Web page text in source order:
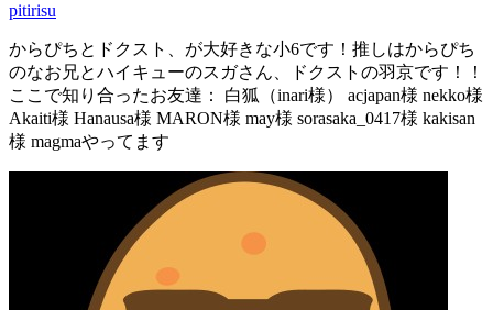
pitirisu
からぴちとドクスト、が大好きな小6です！推しはからぴち
のなお兄とハイキューのスガさん、ドクストの羽京です！！
ここで知り合ったお友達： 白狐（inari様） acjapan様 nekko様
Akaiti様 Hanausa様 MARON様 may様 sorasaka_0417様 kakisan
様 magmaやってます